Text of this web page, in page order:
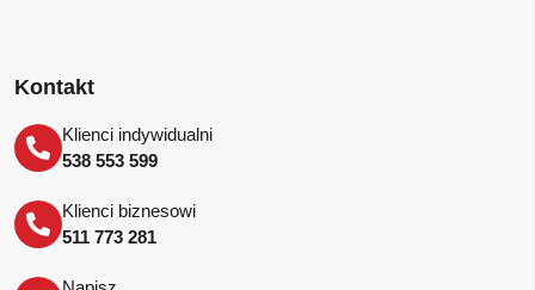
Kontakt
Klienci indywidualni
538 553 599
Klienci biznesowi
511 773 281